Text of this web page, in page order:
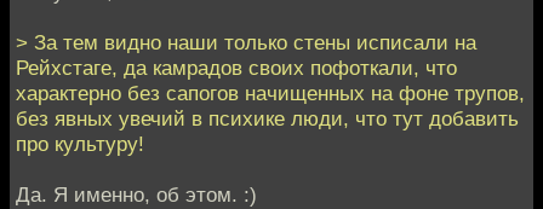
> За тем видно наши только стены исписали на
Рейхстаге, да камрадов своих пофоткали, что
характерно без сапогов начищенных на фоне трупов,
без явных увечий в психике люди, что тут добавить
про культуру!
Да. Я именно, об этом. :)